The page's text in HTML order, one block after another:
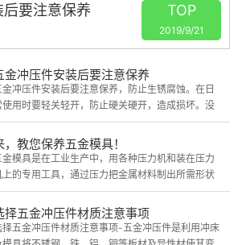
要注意保养 TOP
2019/9/21
金冲压件安装后要注意保养
金冲压件安装后要注意保养，防止生锈腐蚀。在日
使用时要轻关轻开，防止硬关硬开，造成损坏。没
噪音，就有了现在的尼龙轮。
，教您保养五金模具！
金模具是在工业生产中，用各种压力机和装在压力
上的专用工具，通过压力把金属材料制出所需形状
零件或制品，这种专用工具统称为五金模具。
择五金冲压件材质注意事项
择五金冲压件材质注意事项-五金冲压件是利用冲床